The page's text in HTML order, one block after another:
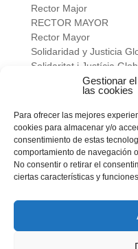
Gestionar
las cookies
Para ofrecer las mejores
cookies para almacenar y/o
consentimiento de estas
comportamiento de navegación
No consentir o retirar el
ciertas características y
Rector Major
RECTOR MAYOR
Rector Mayor
Solidaridad y Justicia
Solidaritat i Justícia
verano salesiano
Vivir a fondo
Vocacional
Meta
Feed de entradas